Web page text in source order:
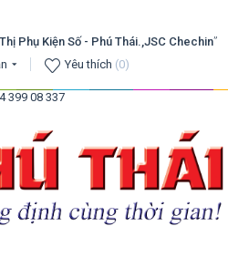
Phụ Kiện Số - Phú Thái.,JSC Chechin”
Yêu thích (0)
399 08 337